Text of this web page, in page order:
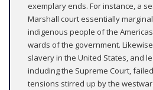
exemplary ends. For instance, a
Marshall court essentially
indigenous people of the
wards of the government.
slavery in the United States, and
including the Supreme Court,
tensions stirred up by the